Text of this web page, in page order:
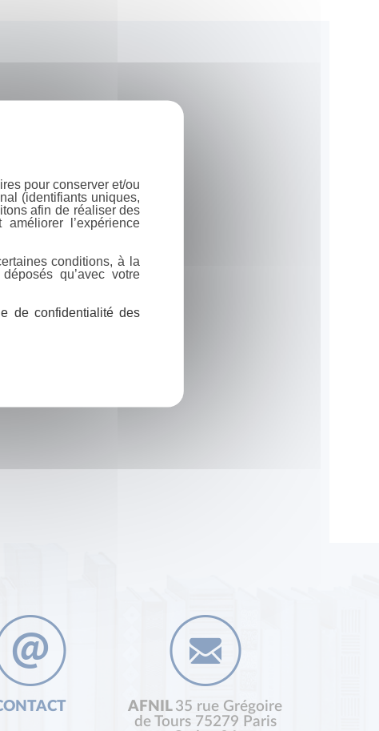
AFNIL 35 rue Grégoire
de Tours 75279 Paris
pour conserver et/ou
(identifiants uniques,
afin de réaliser des
l’expérience
conditions, à la
qu’avec votre
de confidentialité des